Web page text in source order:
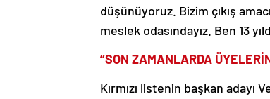
düşünüyoruz. Bizim çıkış
meslek odasındayız. Ben 13
“SON ZAMANLARDA
Kırmızı listenin başkan